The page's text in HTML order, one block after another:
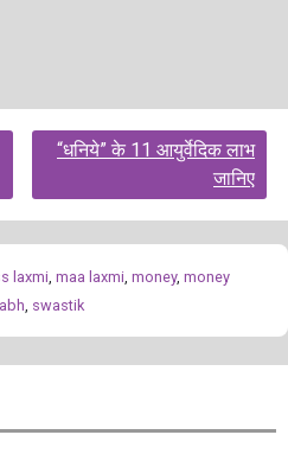
“धनिये” के 11 आयुर्वेदिक लाभ
जानिए
laxmi maa laxmi money, money
swastik